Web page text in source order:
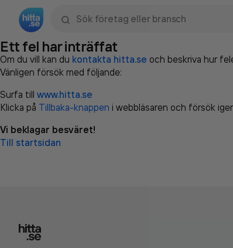
Ett fel har inträffat
Om du vill kan du kontakta hitta.se och beskriva hur
Vänligen försök med följande:
Surfa till www.hitta.se
Klicka på Tillbaka-knappen i webbläsaren och försök
Vi beklagar besväret!
Till startsidan